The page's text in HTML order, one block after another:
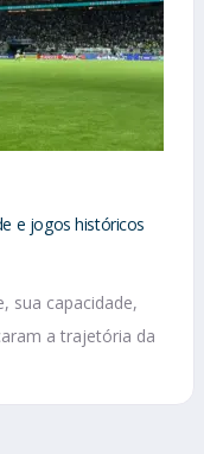
e jogos históricos
sua capacidade,
a trajetória da